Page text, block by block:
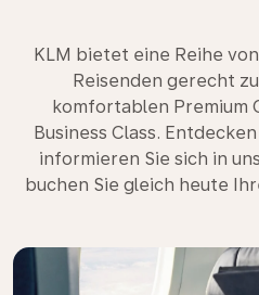
KLM bietet eine Reihe
Reisenden gerecht
komfortablen Premium
Business Class.
informieren Sie sich in
buchen Sie gleich heute